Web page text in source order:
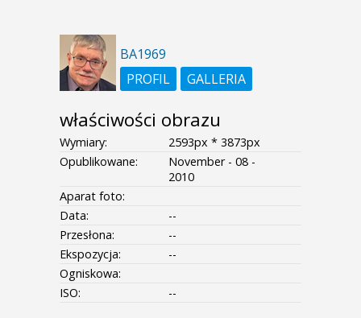
BA1969
PROFIL
GALLERIA
właściwości obrazu
Wymiary:
2593px * 3873px
Opublikowane:
November - 08 -
2010
Aparat foto:
Data:
--
Przesłona:
--
Ekspozycja:
--
Ogniskowa:
ISO:
--